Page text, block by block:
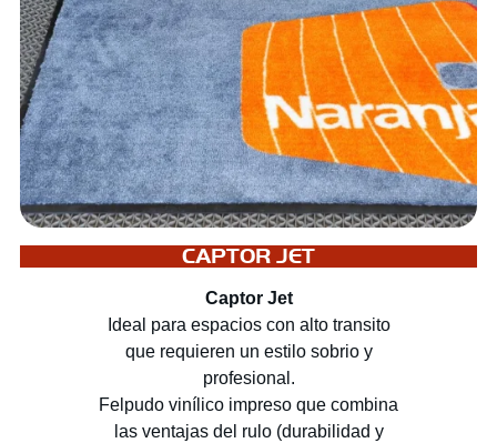
CAPTOR JET
Captor Jet
Ideal para espacios con alto transito
que requieren un estilo sobrio y
profesional.
Felpudo vinílico impreso que combina
las ventajas del rulo (durabilidad y